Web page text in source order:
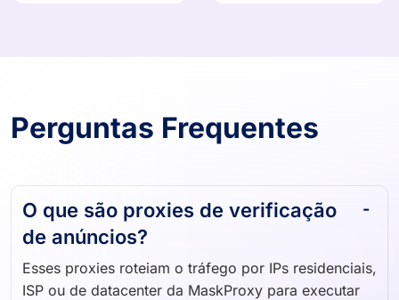
Perguntas Frequentes
O que são proxies de verificação
de anúncios?
Esses proxies roteiam o tráfego por IPs residenciais,
ISP ou de datacenter da MaskProxy para executar